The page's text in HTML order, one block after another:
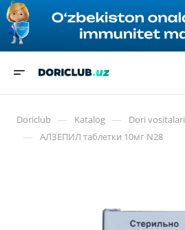
Doriclub — Katalog — Dori vositalari
— АЛЗЕПИЛ таблетки 10мг N28